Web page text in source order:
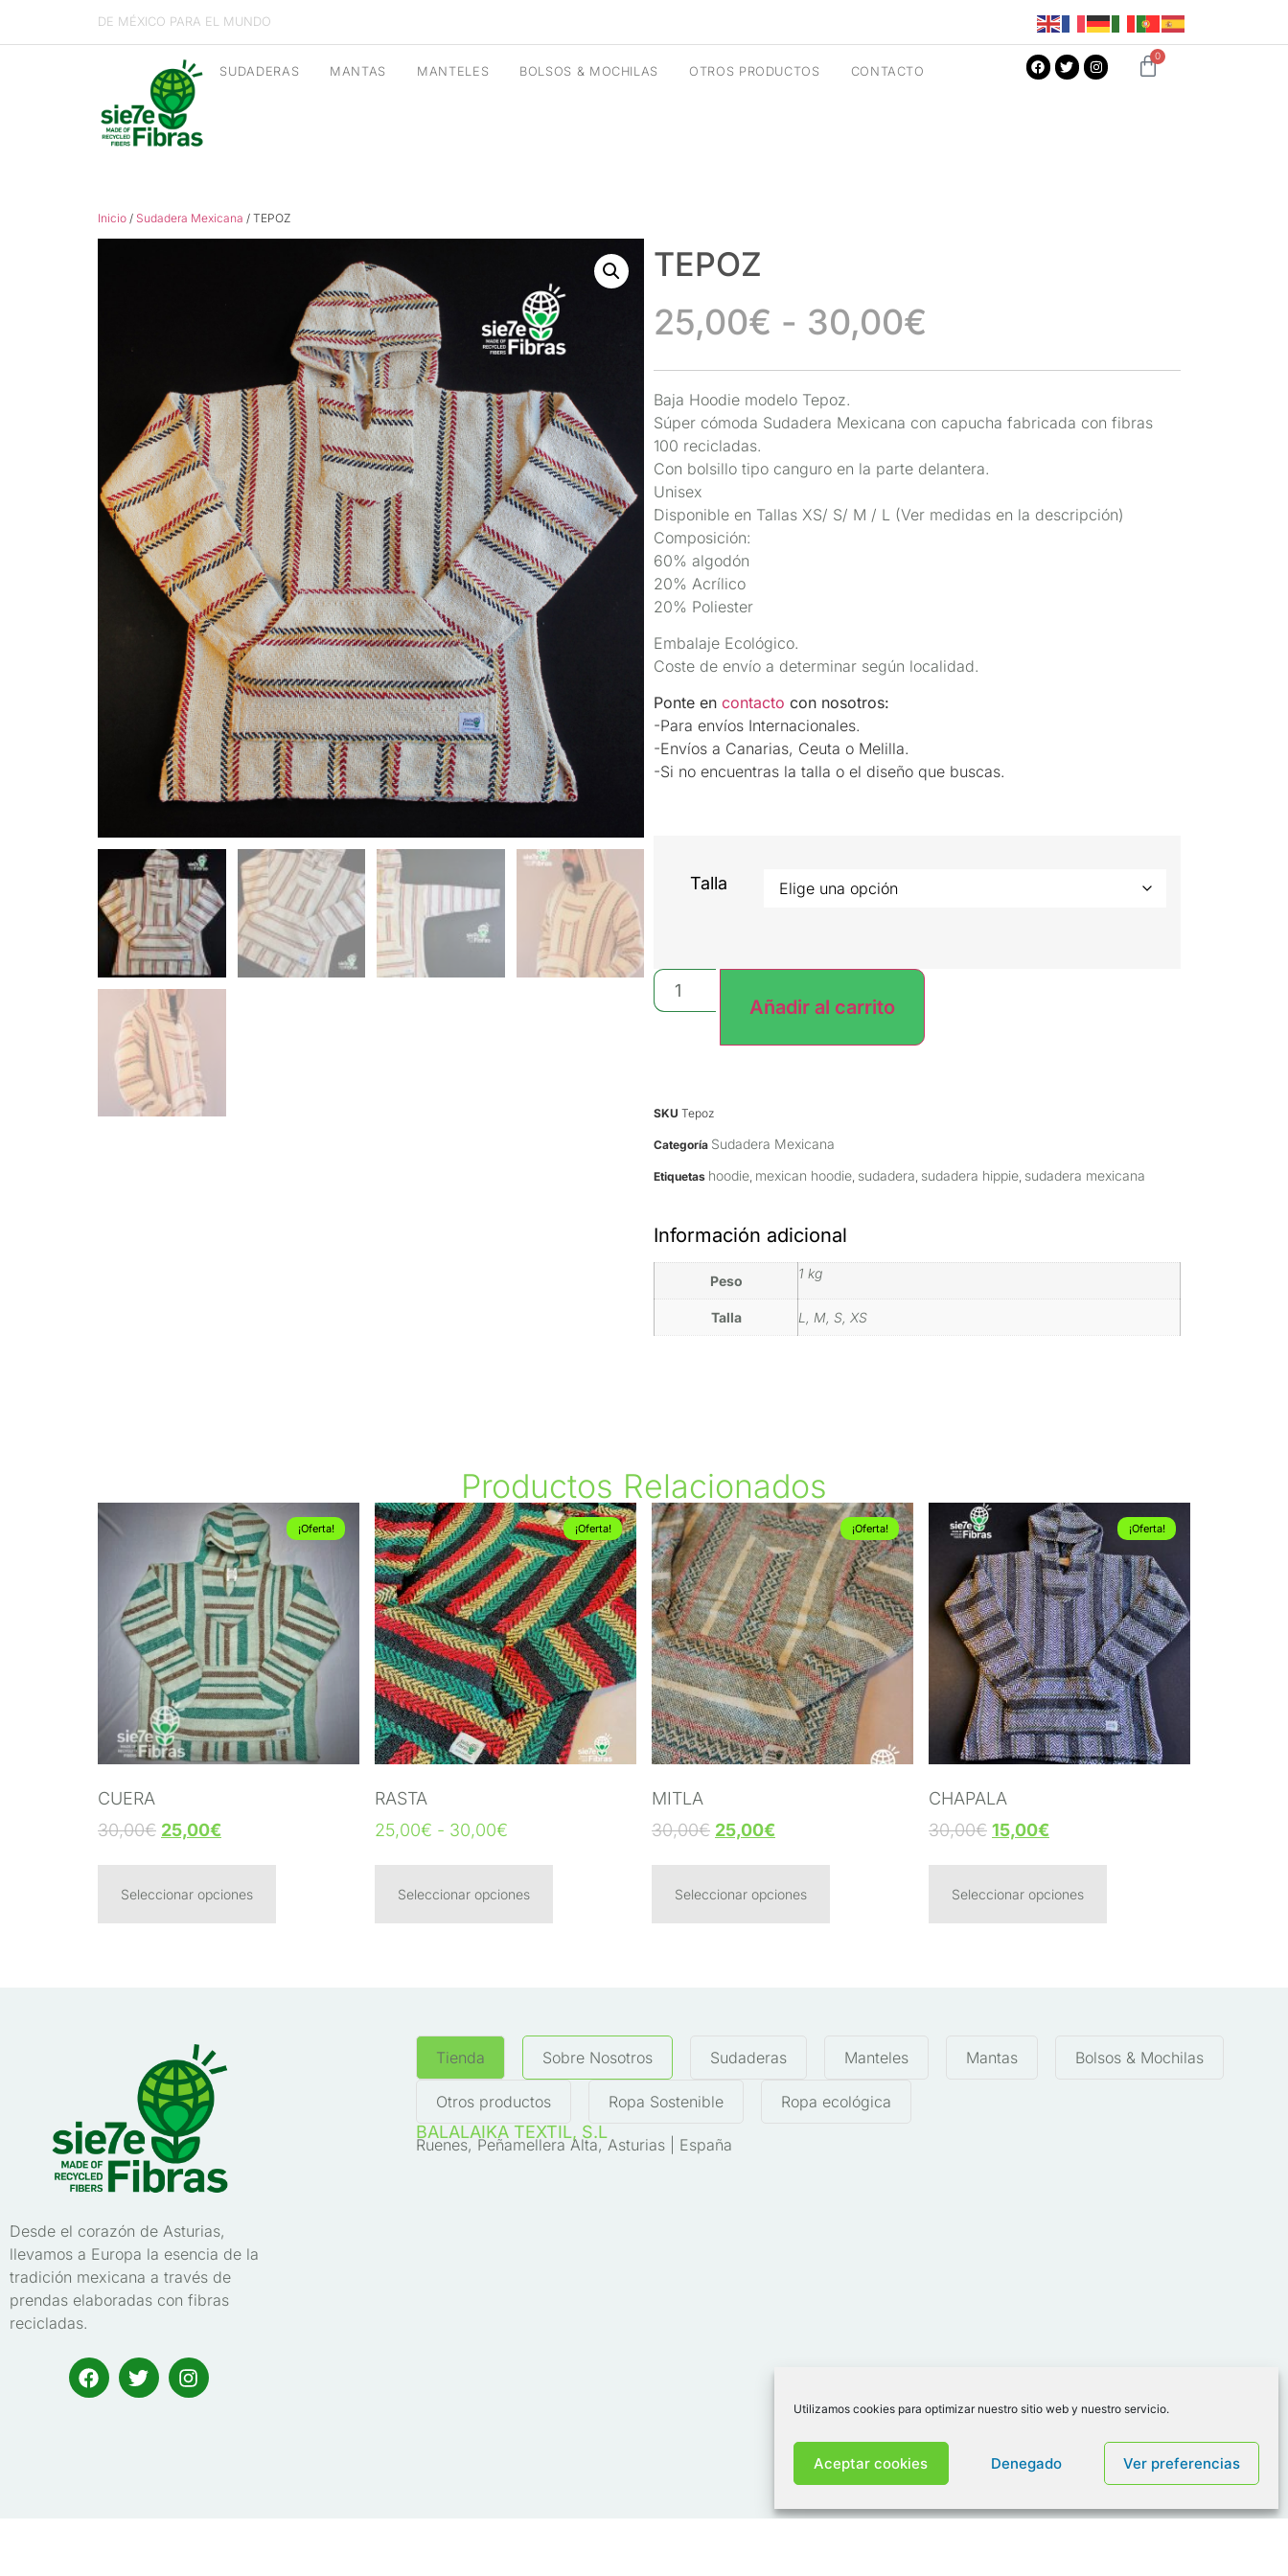
Utilizamos cookies para optimizar nuestro sitio web y nuestro servicio.
Aceptar cookies Denegado Ver preferencias
DE MÉXICO PARA EL MUNDO
SUDADERAS MANTAS MANTELES BOLSOS & MOCHILAS OTROS PRODUCTOS CONTACTO
0
Inicio / Sudadera Mexicana / TEPOZ
TEPOZ
25,00€ - 30,00€
Baja Hoodie modelo Tepoz.
Súper cómoda Sudadera Mexicana con capucha fabricada con fibras
100 recicladas.
Con bolsillo tipo canguro en la parte delantera.
Unisex
Disponible en Tallas XS/ S/ M / L (Ver medidas en la descripción)
Composición:
60% algodón
20% Acrílico
20% Poliester
Embalaje Ecológico.
Coste de envío a determinar según localidad.
Ponte en contacto con nosotros:
-Para envíos Internacionales.
-Envíos a Canarias, Ceuta o Melilla.
-Si no encuentras la talla o el diseño que buscas.
Talla
Añadir al carrito
SKU Tepoz
Categoría Sudadera Mexicana
Etiquetas hoodie mexican hoodie sudadera sudadera hippie sudadera mexicana
Información adicional
Peso 1 kg
Talla L, M, S, XS
Productos Relacionados
¡Oferta!
CUERA
30,00€ 25,00€
Seleccionar opciones
¡Oferta!
RASTA
25,00€ - 30,00€
Seleccionar opciones
¡Oferta!
MITLA
30,00€ 25,00€
Seleccionar opciones
¡Oferta!
CHAPALA
30,00€ 15,00€
Seleccionar opciones
Desde el corazón de Asturias,
llevamos a Europa la esencia de la
tradición mexicana a través de
prendas elaboradas con fibras
recicladas.
Tienda Sobre Nosotros Sudaderas Manteles Mantas Bolsos & Mochilas
Otros productos Ropa Sostenible Ropa ecológica
BALALAIKA TEXTIL, S.L
Ruenes, Peñamellera Alta, Asturias | España